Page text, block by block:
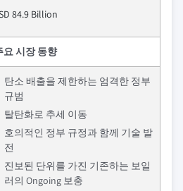
84.9 Billion
요 시장 동향
탄소 배출을 제한하는 엄격한 정부
규범
탈탄화로 추세 이동
호의적인 정부 규정과 함께 기술 발
전
진보된 단위를 가진 기존하는 보일
러의 Ongoing 보충